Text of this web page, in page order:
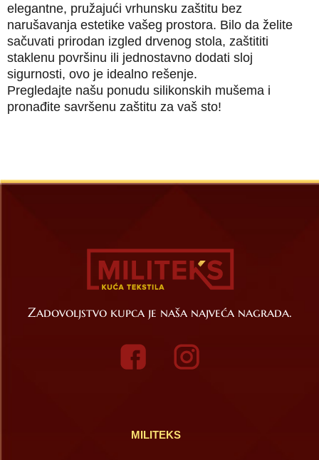
elegantne, pružajući vrhunsku zaštitu bez
narušavanja estetike vašeg prostora. Bilo da želite
sačuvati prirodan izgled drvenog stola, zaštititi
staklenu površinu ili jednostavno dodati sloj
sigurnosti, ovo je idealno rešenje.
Pregledajte našu ponudu silikonskih mušema i
pronađite savršenu zaštitu za vaš sto!
Zadovoljstvo kupca je naša najveća nagrada.
MILITEKS